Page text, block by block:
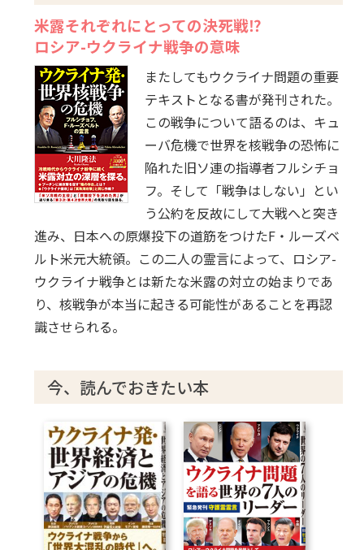
米露それぞれにとっての決死戦⁉
ロシア-ウクライナ戦争の意味
またしてもウクライナ問題の重要
テキストとなる書が発刊された。
この戦争について語るのは、キュ
ーバ危機で世界を核戦争の恐怖に
陥れた旧ソ連の指導者フルシチョ
フ。そして「戦争はしない」とい
う公約を反故にして大戦へと突き
進み、日本への原爆投下の道筋をつけたF・ルーズベ
ルト米元大統領。この二人の霊言によって、ロシア-
ウクライナ戦争とは新たな米露の対立の始まりであ
り、核戦争が本当に起きる可能性があることを再認
識させられる。
今、読んでおきたい本